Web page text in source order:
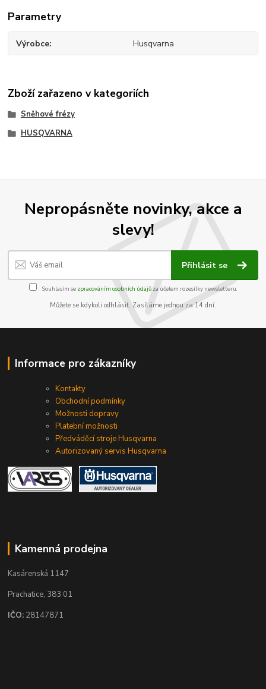
Parametry
Výrobce Husqvarna
Zboží zařazeno v kategoriích
Sněhové frézy
HUSQVARNA
Nepropásněte novinky, akce a
slevy!
Přihlásit se
Souhlasím se zpracováním osobních údajůza účelem rozesílky newsletteru.
Můžete se kdykoli odhlásit. Zasíláme jednou za 14 dní.
Informace pro zákazníky
Kontakty
Obchodní podmínky
Možnosti dopravy
Platební možnosti
Předváděcí stroje Husqvarna
Autorizovaný servis Husqvarna
Kamenná prodejna
Kasárenská 1147
Prachatice, 383 01
IČO: 28147871